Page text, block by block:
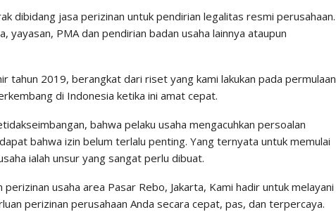
dibidang jasa perizinan untuk pendirian legalitas resmi perusahaan.
yayasan, PMA dan pendirian badan usaha lainnya ataupun
tahun 2019, berangkat dari riset yang kami lakukan pada permulaan
di Indonesia ketika ini amat cepat.
bahwa pelaku usaha mengacuhkan persoalan
bahwa izin belum terlalu penting. Yang ternyata untuk memulai
ialah unsur yang sangat perlu dibuat.
usaha area Pasar Rebo, Jakarta, Kami hadir untuk melayani
perizinan perusahaan Anda secara cepat, pas, dan terpercaya.